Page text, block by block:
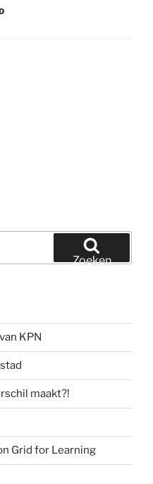
Zoeken
KPN
maakt?!
Grid for Learning